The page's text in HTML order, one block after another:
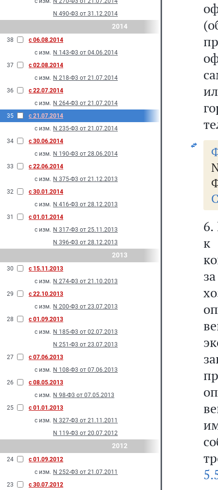
N 490-Ф3 от 31.12.2014
2014
38
с 06.08.2014
с изм. N 143-Ф3 от 04.06.2014
37
с 02.08.2014
с изм. N 218-Ф3 от 21.07.2014
36
с 22.07.2014
с изм. N 264-Ф3 от 21.07.2014
35
с 21.07.2014
с изм. N 235-Ф3 от 21.07.2014
34
с 30.06.2014
с изм. N 190-Ф3 от 28.06.2014
33
с 22.06.2014
с изм. N 375-Ф3 от 21.12.2013
32
с 30.01.2014
с изм. N 416-Ф3 от 28.12.2013
31
с 01.01.2014
с изм. N 317-Ф3 от 25.11.2013
N 396-Ф3 от 28.12.2013
2013
30
с 15.11.2013
с изм. N 274-Ф3 от 21.10.2013
29
с 22.10.2013
с изм. N 200-Ф3 от 23.07.2013
28
с 01.09.2013
с изм. N 185-Ф3 от 02.07.2013
N 251-Ф3 от 23.07.2013
27
с 07.06.2013
с изм. N 108-Ф3 от 07.06.2013
26
с 08.05.2013
с изм. N 98-Ф3 от 07.05.2013
25
с 01.01.2013
с изм. N 327-Ф3 от 21.11.2011
N 119-Ф3 от 20.07.2012
2012
24
с 01.09.2012
с изм. N 252-Ф3 от 21.07.2011
23
с 30.07.2012
6.
к